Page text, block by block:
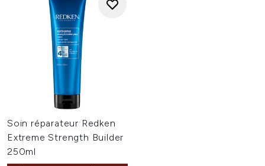
Soin réparateur Redken
Extreme Strength Builder
250ml